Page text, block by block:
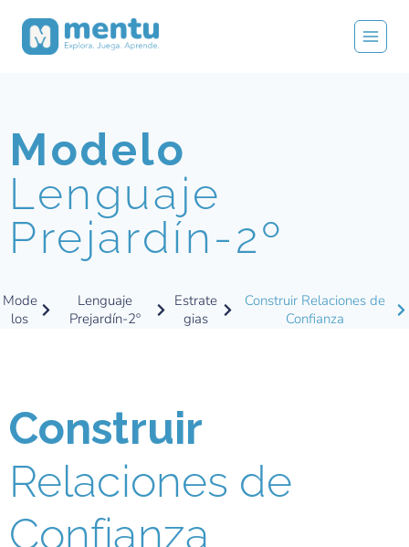
Modelo
Lenguaje
Prejardín-2º
Mode
los
Lenguaje
Prejardín-2º
Estrate
gias
Construir Relaciones de
Confianza
Construir
Relaciones de
Confianza